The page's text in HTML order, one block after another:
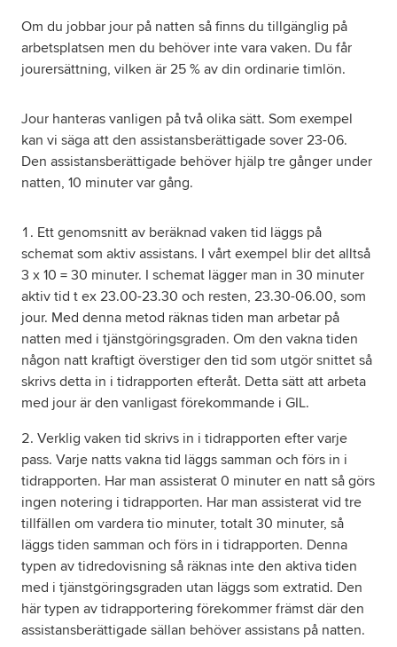
Om du jobbar jour på natten så finns du tillgänglig på
arbetsplatsen men du behöver inte vara vaken. Du får
jourersättning, vilken är 25 % av din ordinarie timlön.
Jour hanteras vanligen på två olika sätt. Som exempel
kan vi säga att den assistansberättigade sover 23-06.
Den assistansberättigade behöver hjälp tre gånger under
natten, 10 minuter var gång.
Ett genomsnitt av beräknad vaken tid läggs på
schemat som aktiv assistans. I vårt exempel blir det alltså
3 x 10 = 30 minuter. I schemat lägger man in 30 minuter
aktiv tid t ex 23.00-23.30 och resten, 23.30-06.00, som
jour. Med denna metod räknas tiden man arbetar på
natten med i tjänstgöringsgraden. Om den vakna tiden
någon natt kraftigt överstiger den tid som utgör snittet så
skrivs detta in i tidrapporten efteråt. Detta sätt att arbeta
med jour är den vanligast förekommande i GIL.
Verklig vaken tid skrivs in i tidrapporten efter varje
pass. Varje natts vakna tid läggs samman och förs in i
tidrapporten. Har man assisterat 0 minuter en natt så görs
ingen notering i tidrapporten. Har man assisterat vid tre
tillfällen om vardera tio minuter, totalt 30 minuter, så
läggs tiden samman och förs in i tidrapporten. Denna
typen av tidredovisning så räknas inte den aktiva tiden
med i tjänstgöringsgraden utan läggs som extratid. Den
här typen av tidrapportering förekommer främst där den
assistansberättigade sällan behöver assistans på natten.